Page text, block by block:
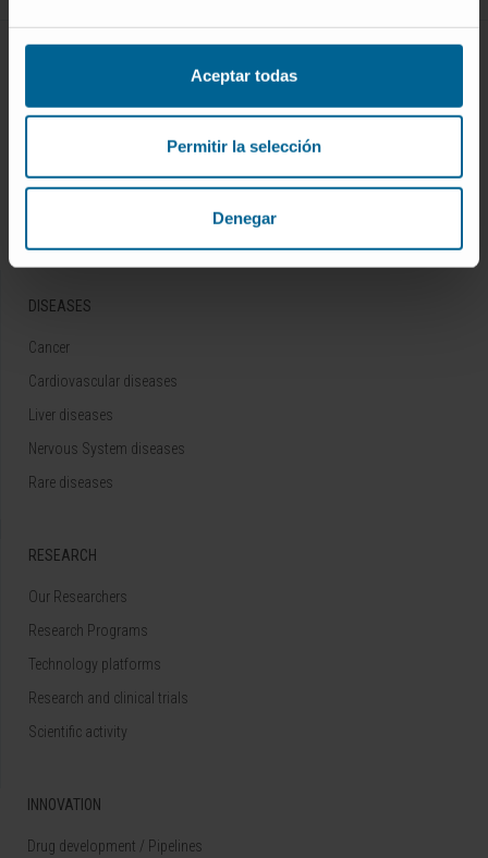
Aceptar todas
Permitir la selección
Denegar
DISEASES
Cancer
Cardiovascular diseases
Liver diseases
Nervous System diseases
Rare diseases
RESEARCH
Our Researchers
Research Programs
Technology platforms
Research and clinical trials
Scientific activity
INNOVATION
Drug development / Pipelines